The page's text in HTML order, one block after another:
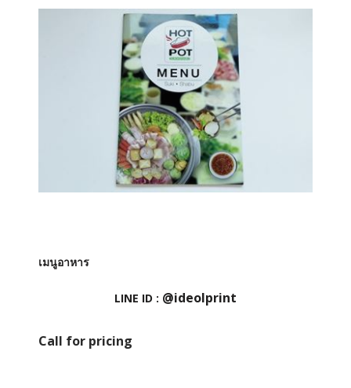
เมนูอาหาร
LINE ID : @ideolprint
Call for pricing